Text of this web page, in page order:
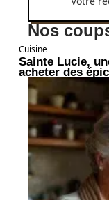
Nos
Cuisine
Sainte Lucie,
acheter des